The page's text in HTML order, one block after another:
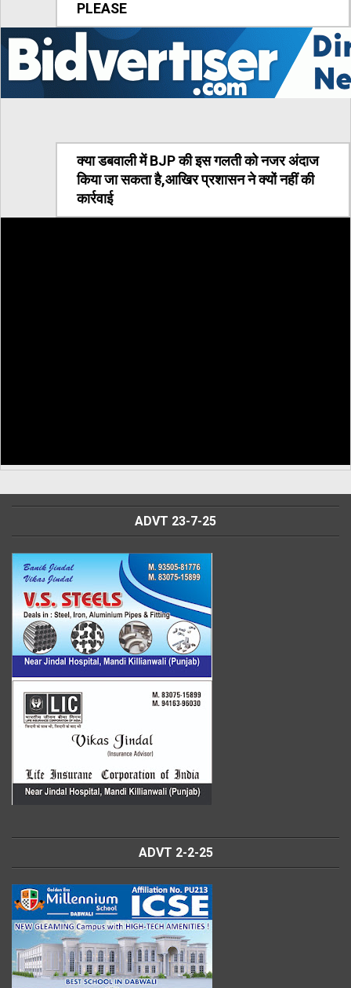
PLEASE
क्या डबवाली में BJP की इस गलती को नजर अंदाज
किया जा सकता है,आखिर प्रशासन ने क्यों नहीं की
कार्रवाई
ADVT 23-7-25
ADVT 2-2-25